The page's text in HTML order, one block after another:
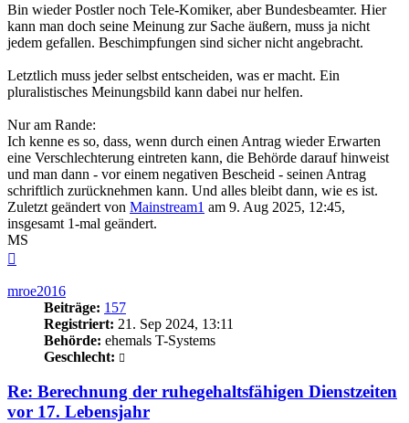
Bin wieder Postler noch Tele-Komiker, aber Bundesbeamter. Hier
kann man doch seine Meinung zur Sache äußern, muss ja nicht
jedem gefallen. Beschimpfungen sind sicher nicht angebracht.
Letztlich muss jeder selbst entscheiden, was er macht. Ein
pluralistisches Meinungsbild kann dabei nur helfen.
Nur am Rande:
Ich kenne es so, dass, wenn durch einen Antrag wieder Erwarten
eine Verschlechterung eintreten kann, die Behörde darauf hinweist
und man dann - vor einem negativen Bescheid - seinen Antrag
schriftlich zurücknehmen kann. Und alles bleibt dann, wie es ist.
Zuletzt geändert von Mainstream1 am 9. Aug 2025, 12:45,
insgesamt 1-mal geändert.
MS
mroe2016
Beiträge: 157
Registriert: 21. Sep 2024, 13:11
Behörde: ehemals T-Systems
Geschlecht:
Re: Berechnung der ruhegehaltsfähigen Dienstzeiten
vor 17. Lebensjahr